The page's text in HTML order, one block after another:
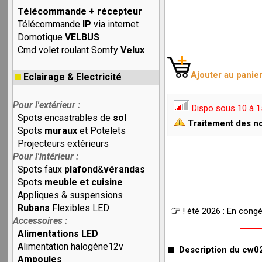
Télécommande + récepteur
Télécommande IP via internet
DomotiqueVELBUS
Cmd volet roulant SomfyVelux
Eclairage & Electricité
Pour l'extérieur :
Spots encastrables de sol
Spots muraux et Potelets
Projecteurs extérieurs
Pour l'intérieur :
Spots faux plafond&vérandas
Spots meuble et cuisine
Appliques & suspensions
Rubans Flexibles LED
Accessoires :
Alimentations LED
Alimentation halogène12v
Ampoules
Ajouter au
Dispo sous 10 à
Traitement des
! été 2026 : En
Description du